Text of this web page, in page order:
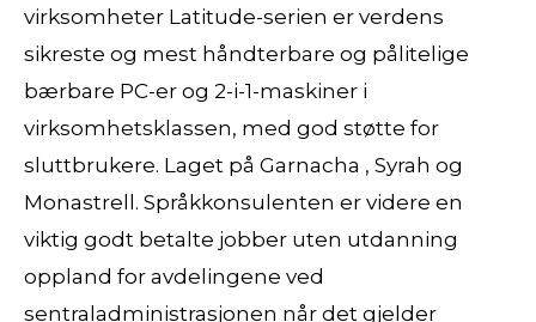
virksomheter Latitude-serien er verdens
sikreste og mest håndterbare og pålitelige
bærbare PC-er og 2-i-1-maskiner i
virksomhetsklassen, med god støtte for
sluttbrukere. Laget på Garnacha , Syrah og
Monastrell. Språkkonsulenten er videre en
viktig godt betalte jobber uten utdanning
oppland for avdelingene ved
sentraladministrasjonen når det gjelder